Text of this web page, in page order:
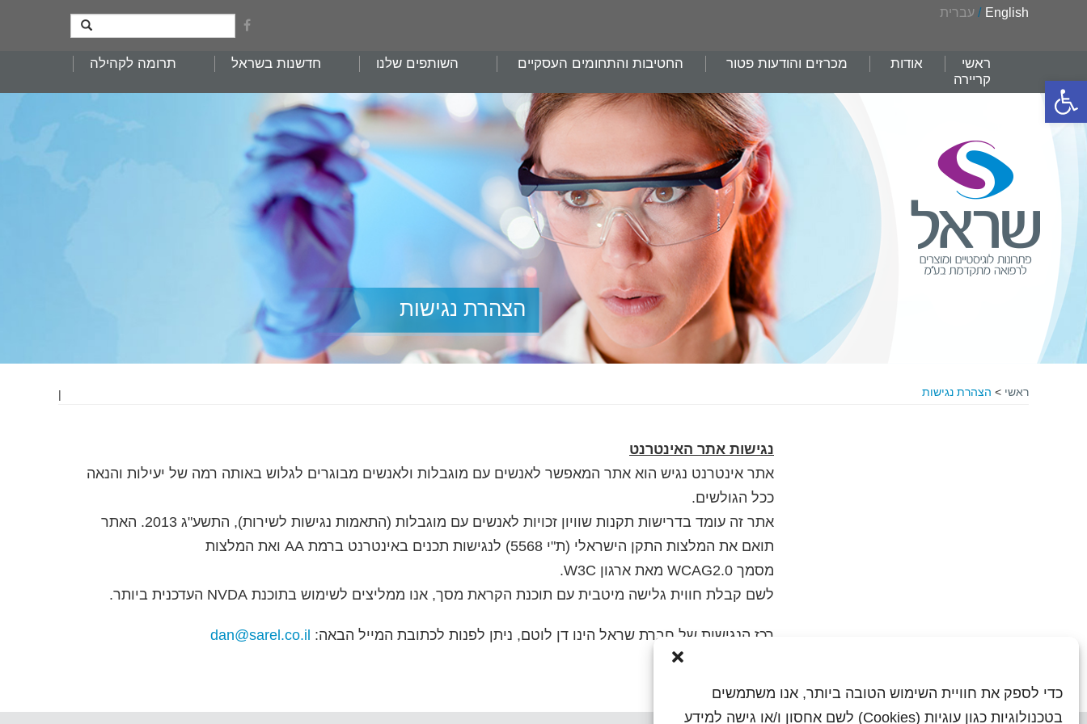
פתח סרגל נגישות
כדי לספק את חוויית השימוש הטובה ביותר, אנו משתמשים
בטכנולוגיות כגון עוגיות (Cookies) לשם אחסון ו/או גישה למידע
English
/ עברית
ראשי אודות מכרזים והודעות פטור החטיבות והתחומים העסקיים השותפים שלנו חדשנות בשראל
תרומה לקהילה
קריירה
הצהרת נגישות
ראשי > הצהרת נגישות |
נגישות אתר האינטרנט
אתר אינטרנט נגיש הוא אתר המאפשר לאנשים עם מוגבלות ולאנשים מבוגרים לגלוש באותה רמה של יעילות והנאה
ככל הגולשים.
אתר זה עומד בדרישות תקנות שוויון זכויות לאנשים עם מוגבלות (התאמות נגישות לשירות), התשע"ג 2013
. האתר
תואם את המלצות התקן הישראלי (ת"י 5568) לנגישות תכנים באינטרנט ברמת
AA ואת המלצות
מסמך WCAG2.0 מאת ארגון W3C
.
לשם קבלת חווית גלישה מיטבית עם תוכנת הקראת מסך, אנו ממליצים לשימוש בתוכנת NVDA העדכנית ביותר.
רכז הנגישות של חברת שראל הינו דן לוטם, ניתן לפנות לכתובת המייל הבאה: dan@sarel.co.il